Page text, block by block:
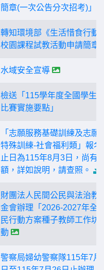
簡章(一次公告分次招考)」。
轉知環境部《生活惜食行動
校園課程試教活動申請簡章
水域安全宣導
檢送「115學年度全國學生
比賽實施要點」
「志願服務基礎訓練及志願
特殊訓練-社會福利類」報名
止日為115年8月3日，尚有
額，詳如說明，請查照。
財團法人民間公民與法治教
金會辦理「2026-2027年全
民行動方案種子教師工作坊
動
警察局婦幼警察隊115年7月